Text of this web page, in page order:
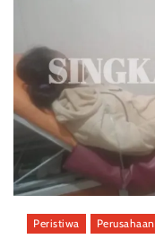
Peristiwa Perusahaan